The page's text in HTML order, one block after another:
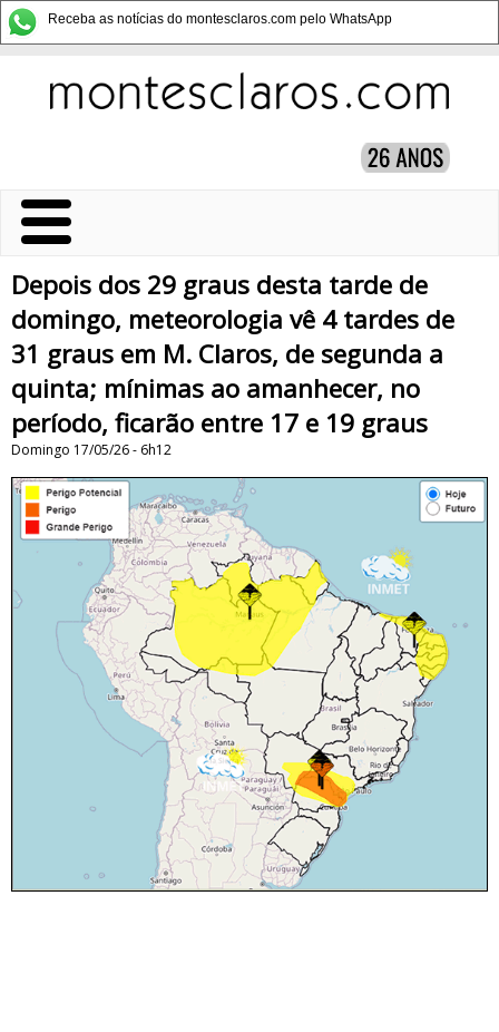
Receba as notícias do montesclaros.com pelo WhatsApp
Depois dos 29 graus desta tarde de
domingo, meteorologia vê 4 tardes de
31 graus em M. Claros, de segunda a
quinta; mínimas ao amanhecer, no
período, ficarão entre 17 e 19 graus
Domingo 17/05/26 - 6h12